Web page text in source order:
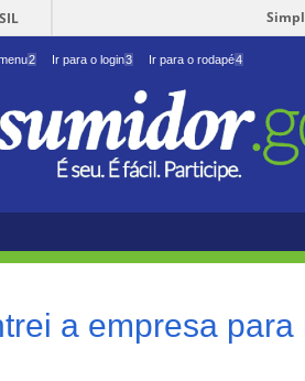
2 Ir para o login3 Ir para o rodapé4
a empresa